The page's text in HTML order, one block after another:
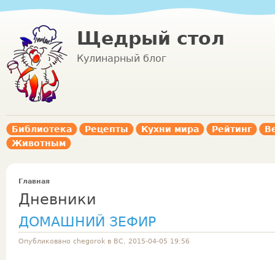
Щедрый стол
Кулинарный блог
Библиотека Рецепты Кухни мира Рейтинг
Животным
Главная
Дневники
ДОМАШНИЙ ЗЕФИР
Опубликовано chegorok в ВС, 2015-04-05 19:56